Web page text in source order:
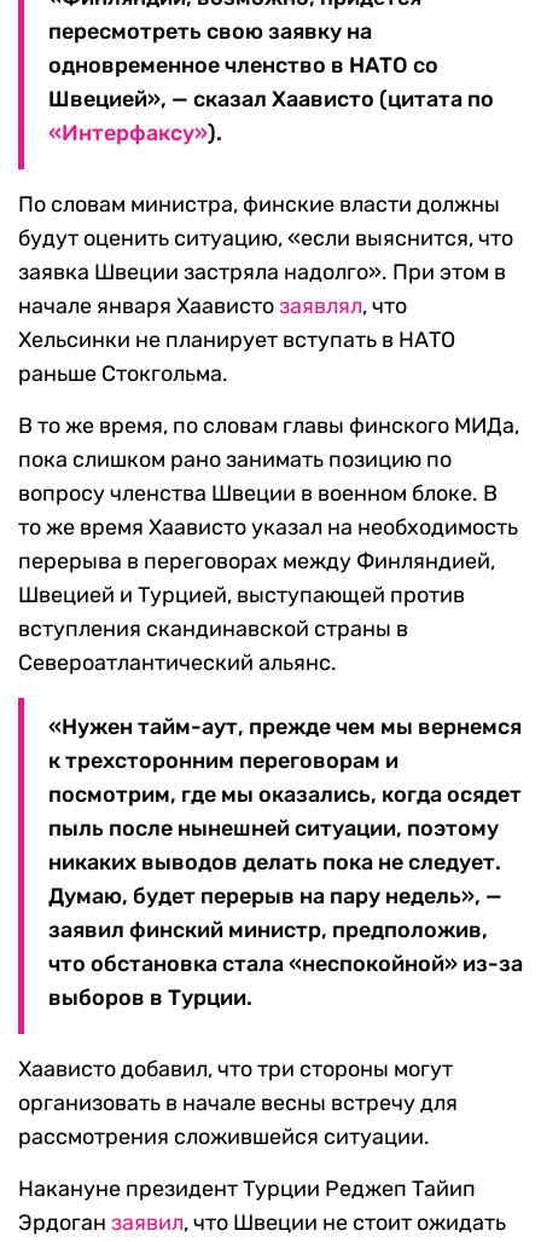
пересмотреть свою заявку на
одновременное членство в НАТО со
Швецией», — сказал Хаависто (цитата по
«Интерфаксу»).
По словам министра, финские власти должны
будут оценить ситуацию, «если выяснится, что
заявка Швеции застряла надолго». При этом в
начале января Хаавистозаявлял, что
Хельсинки не планирует вступать в НАТО
раньше Стокгольма.
В то же время, по словам главы финского МИДа,
пока слишком рано занимать позицию по
вопросу членства Швеции в военном блоке. В
то же время Хаависто указал на необходимость
перерыва в переговорах между Финляндией,
Швецией и Турцией, выступающей против
вступления скандинавской страны в
Североатлантический альянс.
«Нужен тайм-аут, прежде чем мы вернемся
к трехсторонним переговорам и
посмотрим, где мы оказались, когда осядет
пыль после нынешней ситуации, поэтому
никаких выводов делать пока не следует.
Думаю, будет перерыв на пару недель», —
заявил финский министр, предположив,
что обстановка стала «неспокойной» из-за
выборов в Турции.
Хаависто добавил, что три стороны могут
организовать в начале весны встречу для
рассмотрения сложившейся ситуации.
Накануне президент Турции Реджеп Тайип
Эрдоган заявил, что Швеции не стоит ожидать